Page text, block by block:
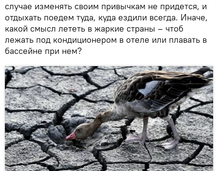
случае изменять своим привычкам не придется, и
отдыхать поедем туда, куда ездили всегда. Иначе,
какой смысл лететь в жаркие страны – чтоб
лежать под кондиционером в отеле или плавать в
бассейне при нем?